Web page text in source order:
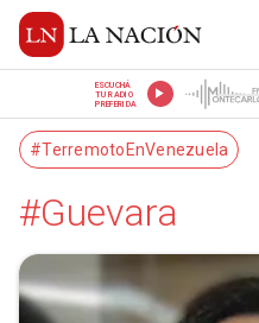
ESCUCHÁ
TU RADIO
PREFERIDA
#TerremotoEnVenezuela
#Guevara